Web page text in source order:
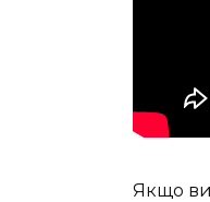
Якщо ви